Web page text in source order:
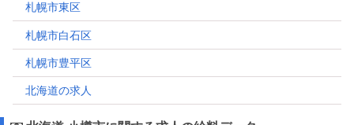
札幌市東区
札幌市白石区
札幌市豊平区
北海道の求人